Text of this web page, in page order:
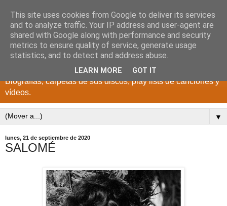
DISCOS PARA EL
RECUERDO
CANTANTES Y GRUPOS DE LOS AÑOS 1950 a 2022.
Biografías, carpetas de sus discos, play lists de canciones y
vídeos.
▼
lunes, 21 de septiembre de 2020
SALOMÉ
This site uses cookies from Google to deliver its services
and to analyze traffic. Your IP address and user-agent are
shared with Google along with performance and security
metrics to ensure quality of service, generate usage
statistics, and to detect and address abuse.
LEARN MORE GOT IT